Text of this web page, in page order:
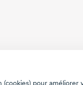
(cookies) pour améliorer